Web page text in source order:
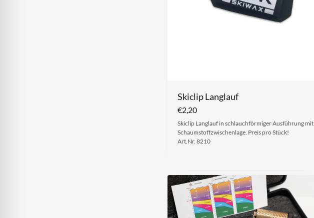
Skiclip Langlauf
€2,20
Skiclip Langlauf in schlauchförmiger Ausführung mit
Schaumstoffzwischenlage. Preis pro Stück!
Art.Nr. 8210